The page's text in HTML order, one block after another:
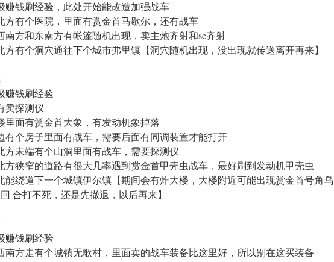
赚钱刷经验，此处开始能改造加强战车
方有个医院，里面有赏金首马歇尔，还有战车
南方和东南方有帐篷随机出现，卖主炮齐射和se齐射
方有个洞穴通往下个城市弗里镇【洞穴随机出现，没出现就传送离开再来】
赚钱刷经验
卖探测仪
里面有赏金首大象，有发动机象掉落
有个房子里面有战车，需要后面有同调装置才能打开
方末端有个山洞里面有战车，需要探测仪
方狭窄的道路有很大几率遇到赏金首甲壳虫战车，最好刷到发动机甲壳虫
能绕道下一个城镇伊尔镇【期间会有炸大楼，大楼附近可能出现赏金首号角乌
合打不死，还是先撤退，以后再来】
赚钱刷经验
南方走有个城镇无歌村，里面卖的战车装备比这里好，所以别在这买装备